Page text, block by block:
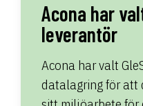
Acona har
leverantör
Acona har valt
datalagring för att